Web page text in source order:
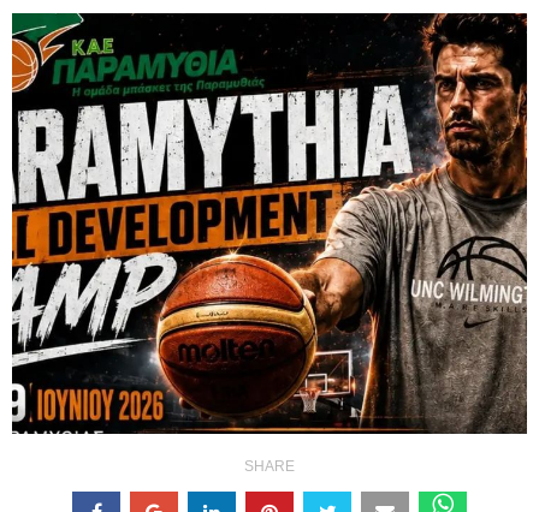
SHARE